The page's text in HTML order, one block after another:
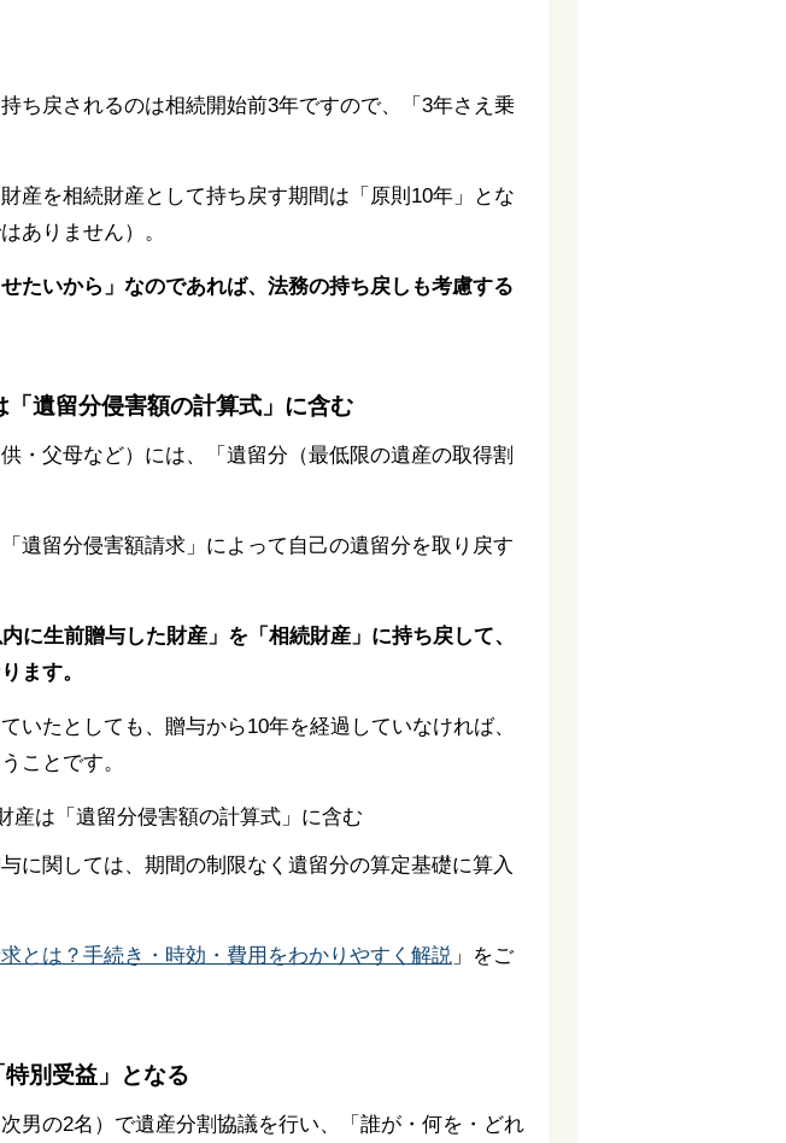
ち戻されるのは相続開始前3年ですので、「3年さえ乗
産を相続財産として持ち戻す期間は「原則10年」とな
ありません）。
たいから」なのであれば、法務の持ち戻しも考慮する
遺留分侵害額の計算式」に含む
・父母など）には、「遺留分（最低限の遺産の取得割
遺留分侵害額請求」によって自己の遺留分を取り戻す
に生前贈与した財産」を「相続財産」に持ち戻して、
ます。
たとしても、贈与から10年を経過していなければ、
ことです。
に関しては、期間の制限なく遺留分の算定基礎に算入
とは？手続き・時効・費用をわかりやすく解説 」をご
別受益」となる
男の2名）で遺産分割協議を行い、「誰が・何を・どれ